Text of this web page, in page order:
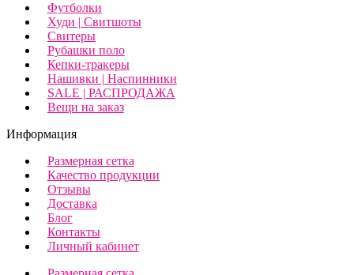
Футболки
Худи | Свитшоты
Свитеры
Рубашки поло
Кепки-тракеры
Нашивки | Наспинники
SALE | РАСПРОДАЖА
Вещи на заказ
Информация
Размерная сетка
Качество продукции
Отзывы
Доставка
Блог
Контакты
Личный кабинет